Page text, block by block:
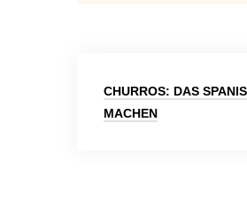
CHURROS: DAS
MACHEN